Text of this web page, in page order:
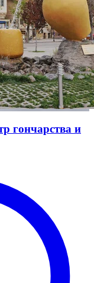
гончарства и